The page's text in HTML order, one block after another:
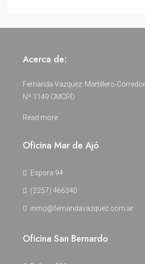
Acerca de:
Fernanda Vazquez: Martillero-
Nº 1149 CMCPD
Read more
Oficina Mar de Ajó
Espora 94
(2257) 466340
inmo@fernandavazquez.com.ar
Oficina San Bernardo